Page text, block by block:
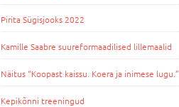
Pirita Sügisjooks 2022
Kamille Saabre suureformaadilised lillemaalid
Näitus “Koopast kaissu. Koera ja inimese lugu.”
Kepikõnni treeningud